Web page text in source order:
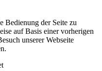
Bedienung der Seite zu
auf Basis einer vorherigen
unserer Webseite